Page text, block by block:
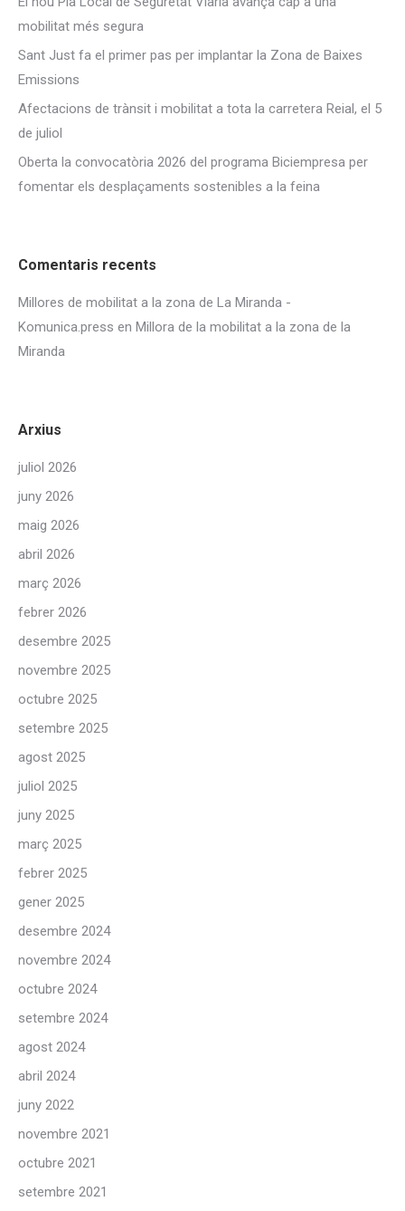
mobilitat més segura
Sant Just fa el primer pas per implantar la Zona de Baixes
Emissions
Afectacions de trànsit i mobilitat a tota la carretera Reial, el 5
de juliol
Oberta la convocatòria 2026 del programa Biciempresa per
fomentar els desplaçaments sostenibles a la feina
Comentaris recents
Millores de mobilitat a la zona de La Miranda -
Komunica.press en Millora de la mobilitat a la zona de la
Miranda
Arxius
juliol 2026
juny 2026
maig 2026
abril 2026
març 2026
febrer 2026
desembre 2025
novembre 2025
octubre 2025
setembre 2025
agost 2025
juliol 2025
juny 2025
març 2025
febrer 2025
gener 2025
desembre 2024
novembre 2024
octubre 2024
setembre 2024
agost 2024
abril 2024
juny 2022
novembre 2021
octubre 2021
setembre 2021